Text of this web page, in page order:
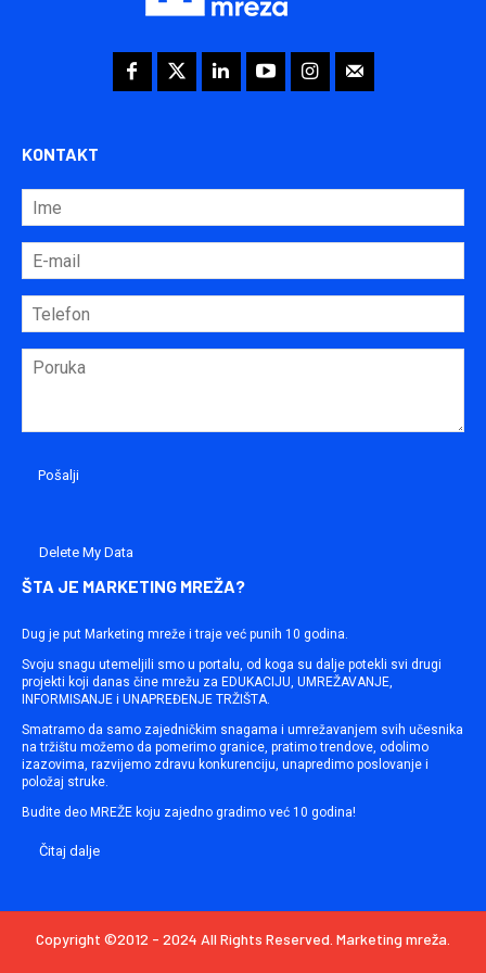
KONTAKT
Delete My Data
ŠTA JE MARKETING MREŽA?
Dug je put Marketing mreže i traje već punih 10 godina.
Svoju snagu utemeljili smo u portalu, od koga su dalje potekli svi drugi
projekti koji danas čine mrežu za EDUKACIJU, UMREŽAVANJE,
INFORMISANJE i UNAPREĐENJE TRŽIŠTA.
Smatramo da samo zajedničkim snagama i umrežavanjem svih učesnika
na tržištu možemo da pomerimo granice, pratimo trendove, odolimo
izazovima, razvijemo zdravu konkurenciju, unapredimo poslovanje i
položaj struke.
Budite deo MREŽE koju zajedno gradimo već 10 godina!
Čitaj dalje
Copyright ©2012 - 2024 All Rights Reserved. Marketing mreža.